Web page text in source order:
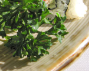
Français
Español
العربية